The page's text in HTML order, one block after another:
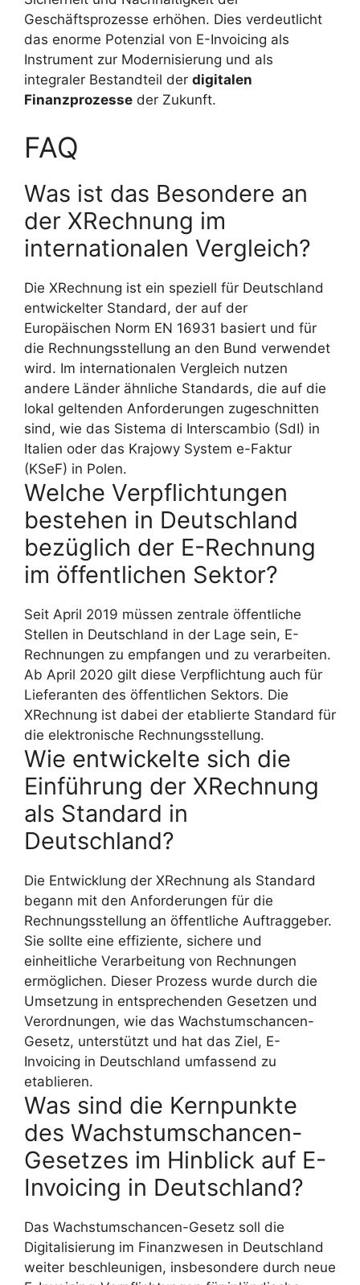
Geschäftsprozesse erhöhen. Dies verdeutlicht
das enorme Potenzial von E-Invoicing als
Instrument zur Modernisierung und als
integraler Bestandteil der digitalen
Finanzprozesse der Zukunft.
FAQ
Was ist das Besondere an
der XRechnung im
internationalen Vergleich?
Die XRechnung ist ein speziell für Deutschland
entwickelter Standard, der auf der
Europäischen Norm EN 16931 basiert und für
die Rechnungsstellung an den Bund verwendet
wird. Im internationalen Vergleich nutzen
andere Länder ähnliche Standards, die auf die
lokal geltenden Anforderungen zugeschnitten
sind, wie das Sistema di Interscambio (SdI) in
Italien oder das Krajowy System e-Faktur
(KSeF) in Polen.
Welche Verpflichtungen
bestehen in Deutschland
bezüglich der E-Rechnung
im öffentlichen Sektor?
Seit April 2019 müssen zentrale öffentliche
Stellen in Deutschland in der Lage sein, E-
Rechnungen zu empfangen und zu verarbeiten.
Ab April 2020 gilt diese Verpflichtung auch für
Lieferanten des öffentlichen Sektors. Die
XRechnung ist dabei der etablierte Standard für
die elektronische Rechnungsstellung.
Wie entwickelte sich die
Einführung der XRechnung
als Standard in
Deutschland?
Die Entwicklung der XRechnung als Standard
begann mit den Anforderungen für die
Rechnungsstellung an öffentliche Auftraggeber.
Sie sollte eine effiziente, sichere und
einheitliche Verarbeitung von Rechnungen
ermöglichen. Dieser Prozess wurde durch die
Umsetzung in entsprechenden Gesetzen und
Verordnungen, wie das Wachstumschancen-
Gesetz, unterstützt und hat das Ziel, E-
Invoicing in Deutschland umfassend zu
etablieren.
Was sind die Kernpunkte
des Wachstumschancen-
Gesetzes im Hinblick auf E-
Invoicing in Deutschland?
Das Wachstumschancen-Gesetz soll die
Digitalisierung im Finanzwesen in Deutschland
weiter beschleunigen, insbesondere durch neue